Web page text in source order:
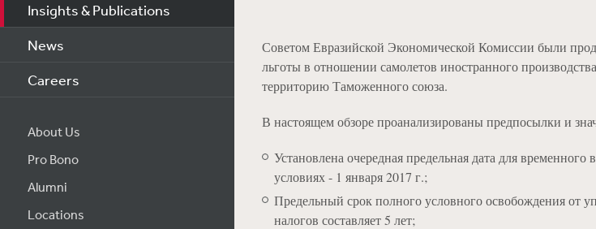
Insights & Publications
News
Careers
About Us
Pro Bono
Alumni
Locations
Советом Евразийской Экономической Комиссии были
льготы в отношении самолетов иностранного
территорию Таможенного союза.
В настоящем обзоре проанализированы предпосылки и
Установлена очередная предельная дата для временного
условиях - 1 января 2017 г.;
Предельный срок полного условного освобождения от
налогов составляет 5 лет;